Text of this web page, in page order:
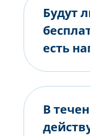
Будут
есть
В